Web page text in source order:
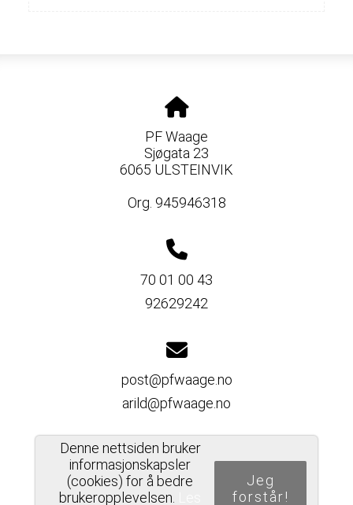
PF Waage
Sjøgata 23
6065 ULSTEINVIK
Org. 945946318
70 01 00 43
92629242
post@pfwaage.no
arild@pfwaage.no
Del nettside
Denne nettsiden bruker
informasjonskapsler
(cookies) for å bedre
brukeropplevelsen.
Jeg
forstår!